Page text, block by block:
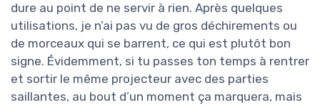
dure au point de ne servir à rien. Après quelques
utilisations, je n’ai pas vu de gros déchirements ou
de morceaux qui se barrent, ce qui est plutôt bon
signe. Évidemment, si tu passes ton temps à rentrer
et sortir le même projecteur avec des parties
saillantes, au bout d’un moment ça marquera, mais